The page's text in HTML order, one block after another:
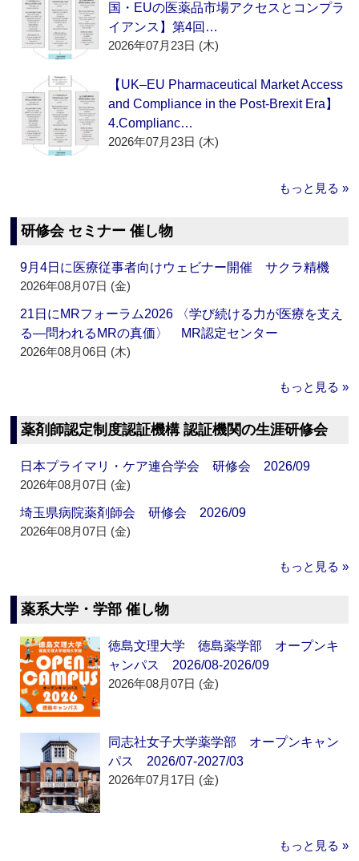
国・EUの医薬品市場アクセスとコンプラ
イアンス】第4回…
2026年07月23日 (木)
【UK–EU Pharmaceutical Market Access
and Compliance in the Post-Brexit Era】
4.Complianc…
2026年07月23日 (木)
もっと見る »
研修会 セミナー 催し物
9月4日に医療従事者向けウェビナー開催 サクラ精機
2026年08月07日 (金)
21日にMRフォーラム2026 〈学び続ける力が医療を支え
る―問われるMRの真価〉 MR認定センター
2026年08月06日 (木)
もっと見る »
薬剤師認定制度認証機構 認証機関の生涯研修会
日本プライマリ・ケア連合学会 研修会 2026/09
2026年08月07日 (金)
埼玉県病院薬剤師会 研修会 2026/09
2026年08月07日 (金)
もっと見る »
薬系大学・学部 催し物
徳島文理大学 徳島薬学部 オープンキ
ャンパス 2026/08-2026/09
2026年08月07日 (金)
同志社女子大学薬学部 オープンキャン
パス 2026/07-2027/03
2026年07月17日 (金)
もっと見る »